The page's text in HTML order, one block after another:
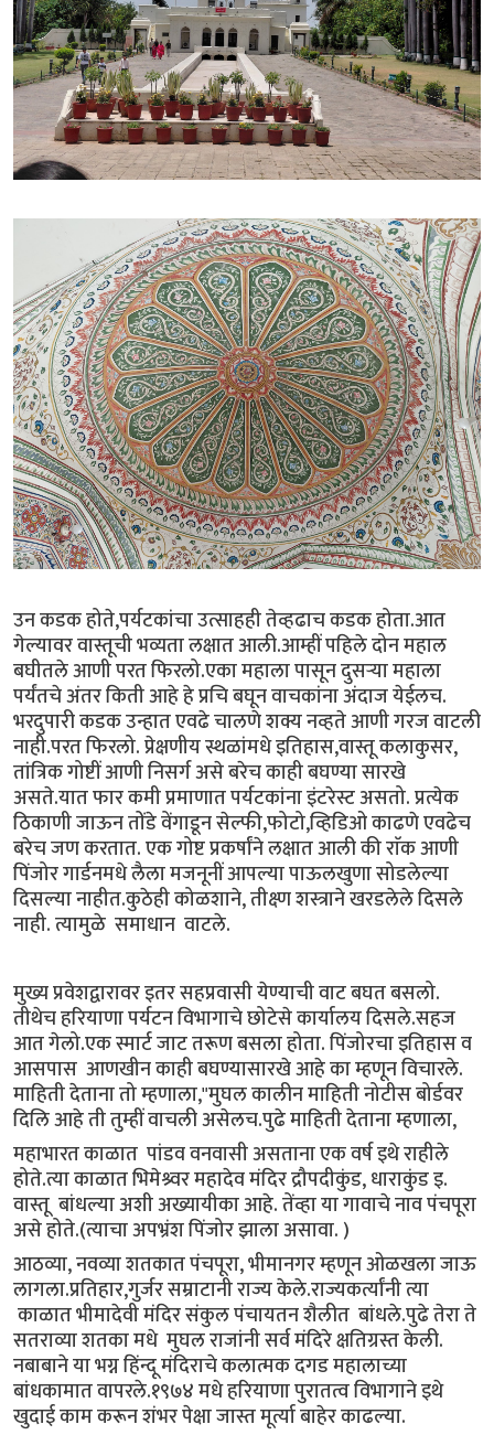
उन कडक होते,पर्यटकांचा उत्साहही तेव्हढाच कडक होता.आत
गेल्यावर वास्तूची भव्यता लक्षात आली.आम्हीं पहिले दोन महाल
बघीतले आणी परत फिरलो.एका महाला पासून दुसर्‍या महाला
पर्यंतचे अंतर किती आहे हे प्रचि बघून वाचकांना अंदाज येईलच.
भरदुपारी कडक उन्हात एवढे चालणे शक्य नव्हते आणी गरज वाटली
नाही.परत फिरलो. प्रेक्षणीय स्थळांमधे इतिहास,वास्तू कलाकुसर,
तांत्रिक गोष्टीं आणी निसर्ग असे बरेच काही बघण्या सारखे
असते.यात फार कमी प्रमाणात पर्यटकांना इंटरेस्ट असतो. प्रत्येक
ठिकाणी जाऊन तोंडे वेंगाडून सेल्फी,फोटो,व्हिडिओ काढणे एवढेच
बरेच जण करतात. एक गोष्ट प्रकर्षांने लक्षात आली की राॅक आणी
पिंजोर गार्डनमधे लैला मजनूनीं आपल्या पाऊलखुणा सोडलेल्या
दिसल्या नाहीत.कुठेही कोळशाने, तीक्ष्ण शस्त्राने खरडलेले दिसले
नाही. त्यामुळे समाधान वाटले.
मुख्य प्रवेशद्वारावर इतर सहप्रवासी येण्याची वाट बघत बसलो.
तीथेच हरियाणा पर्यटन विभागाचे छोटेसे कार्यालय दिसले.सहज
आत गेलो.एक स्मार्ट जाट तरूण बसला होता. पिंजोरचा इतिहास व
आसपास आणखीन काही बघण्यासारखे आहे का म्हणून विचारले.
माहिती देताना तो म्हणाला,"मुघल कालीन माहिती नोटीस बोर्डवर
दिलि आहे ती तुम्हीं वाचली असेलच.पुढे माहिती देताना म्हणाला,
महाभारत काळात पांडव वनवासी असताना एक वर्ष इथे राहीले
होते.त्या काळात भिमेश्र्वर महादेव मंदिर द्रौपदीकुंड, धाराकुंड इ.
वास्तू बांधल्या अशी अख्यायीका आहे. तेंव्हा या गावाचे नाव पंचपूरा
असे होते.(त्याचा अपभ्रंश पिंजोर झाला असावा. )
आठव्या, नवव्या शतकात पंचपूरा, भीमानगर म्हणून ओळखला जाऊ
लागला.प्रतिहार,गुर्जर सम्राटानी राज्य केले.राज्यकर्त्यांनी त्या
काळात भीमादेवी मंदिर संकुल पंचायतन शैलीत बांधले.पुढे तेरा ते
सतराव्या शतका मधे मुघल राजांनी सर्व मंदिरे क्षतिग्रस्त केली.
नबाबाने या भग्न हिंन्दू मंदिराचे कलात्मक दगड महालाच्या
बांधकामात वापरले.१९७४ मधे हरियाणा पुरातत्व विभागाने इथे
खुदाई काम करून शंभर पेक्षा जास्त मूर्त्या बाहेर काढल्या.